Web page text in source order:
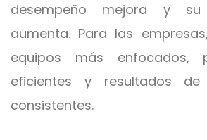
desempeño mejora y su
aumenta. Para las
equipos más enfocados,
eficientes y resultados
consistentes.